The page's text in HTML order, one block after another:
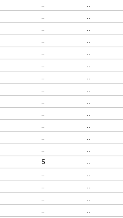
.. ..
.. ..
.. ..
.. ..
.. ..
.. ..
.. ..
.. ..
.. ..
.. ..
.. ..
.. ..
.. ..
5 ..
.. ..
.. ..
.. ..
.. ..